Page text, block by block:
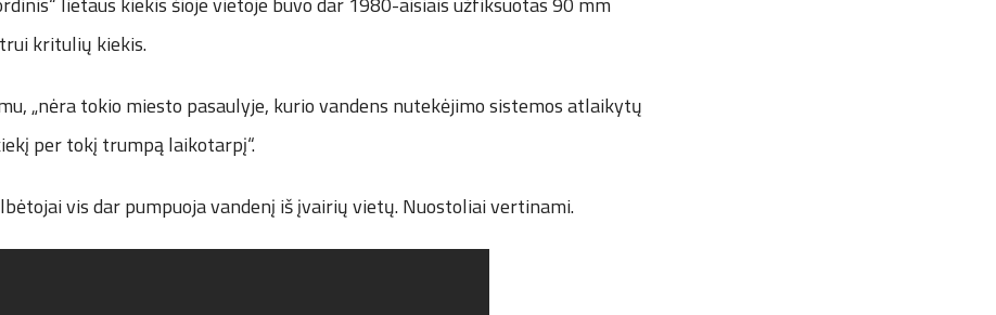
kritulių kiekis.
„nėra tokio miesto pasaulyje, kurio vandens nutekėjimo sistemos atlaikytų
per tokį trumpą laikotarpį“.
vis dar pumpuoja vandenį iš įvairių vietų. Nuostoliai vertinami.